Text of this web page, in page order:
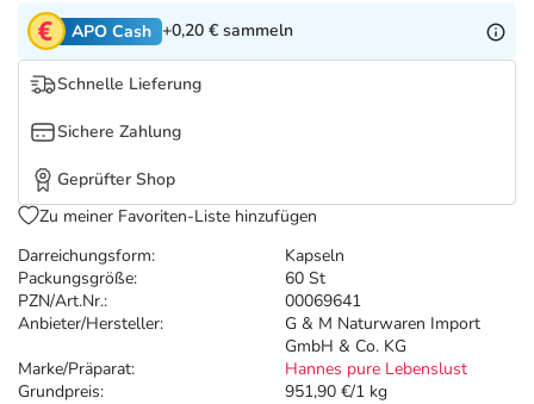
Tierapotheke
Vitamine & Mineralstoffe
Salus Deals
Darreichungsform:
Kapseln
Packungsgröße:
60 St
PZN/Art.Nr.:
00069641
Anbieter/Hersteller:
G & M Naturwaren Import
GmbH & Co. KG
Marke/Präparat:
Hannes pure Lebenslust
Grundpreis:
951,90 €/1 kg
APO Cash +0,20 € sammeln
Schnelle Lieferung
Sichere Zahlung
Geprüfter Shop
Zu meiner Favoriten-Liste hinzufügen